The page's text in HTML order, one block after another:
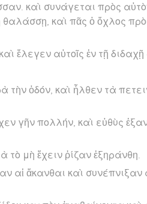
καὶ συνάγεται πρὸς
θαλάσσῃ, καὶ πᾶς ὁ ὄχλος
ἔλεγεν αὐτοῖς ἐν τῇ διδαχῇ
τὴν ὁδόν, καὶ ἦλθεν τὰ
γῆν πολλήν, καὶ εὐθὺς
τὸ μὴ ἔχειν ῥίζαν ἐξηράνθη.
αἱ ἄκανθαι καὶ συνέπνιξαν